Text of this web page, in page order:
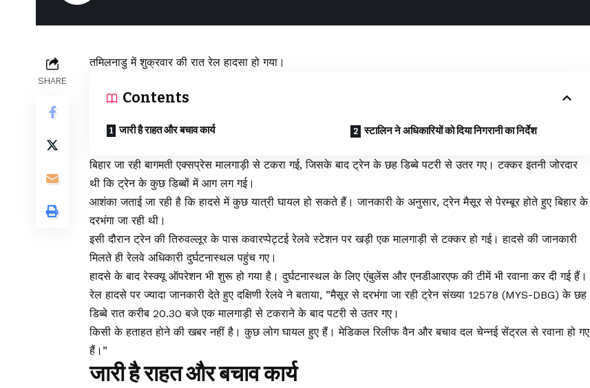
SHARE
तमिलनाडु में शुक्रवार की रात रेल हादसा हो गया।
Contents
जारी है राहत और बचाव कार्य स्टालिन ने अधिकारियों को दिया निगरानी का निर्देश
बिहार जा रही बागमती एक्सप्रेस मालगाड़ी से टकरा गई, जिसके बाद ट्रेन के छह डिब्बे पटरी से उतर गए। टक्कर इतनी जोरदार
थी कि ट्रेन के कुछ डिब्बों में आग लग गई।
आशंका जताई जा रही है कि हादसे में कुछ यात्री घायल हो सकते हैं। जानकारी के अनुसार, ट्रेन मैसूर से पेरम्बूर होते हुए बिहार के
दरभंगा जा रही थी।
इसी दौरान ट्रेन की तिरुवल्लूर के पास कवारप्पेट्टई रेलवे स्टेशन पर खड़ी एक मालगाड़ी से टक्कर हो गई। हादसे की जानकारी
मिलते ही रेलवे अधिकारी दुर्घटनास्थल पहुंच गए।
हादसे के बाद रेस्क्यू ऑपरेशन भी शुरू हो गया है। दुर्घटनास्थल के लिए एंबुलेंस और एनडीआरएफ की टीमें भी रवाना कर दी गई हैं।
रेल हादसे पर ज्यादा जानकारी देते हुए दक्षिणी रेलवे ने बताया, ”मैसूर से दरभंगा जा रही ट्रेन संख्या 12578 (MYS-DBG) के छह
डिब्बे रात करीब 20.30 बजे एक मालगाड़ी से टकराने के बाद पटरी से उतर गए।
किसी के हताहत होने की खबर नहीं है। कुछ लोग घायल हुए हैं। मेडिकल रिलीफ वैन और बचाव दल चेन्नई सेंट्रल से रवाना हो गए
हैं।”
जारी है राहत और बचाव कार्य